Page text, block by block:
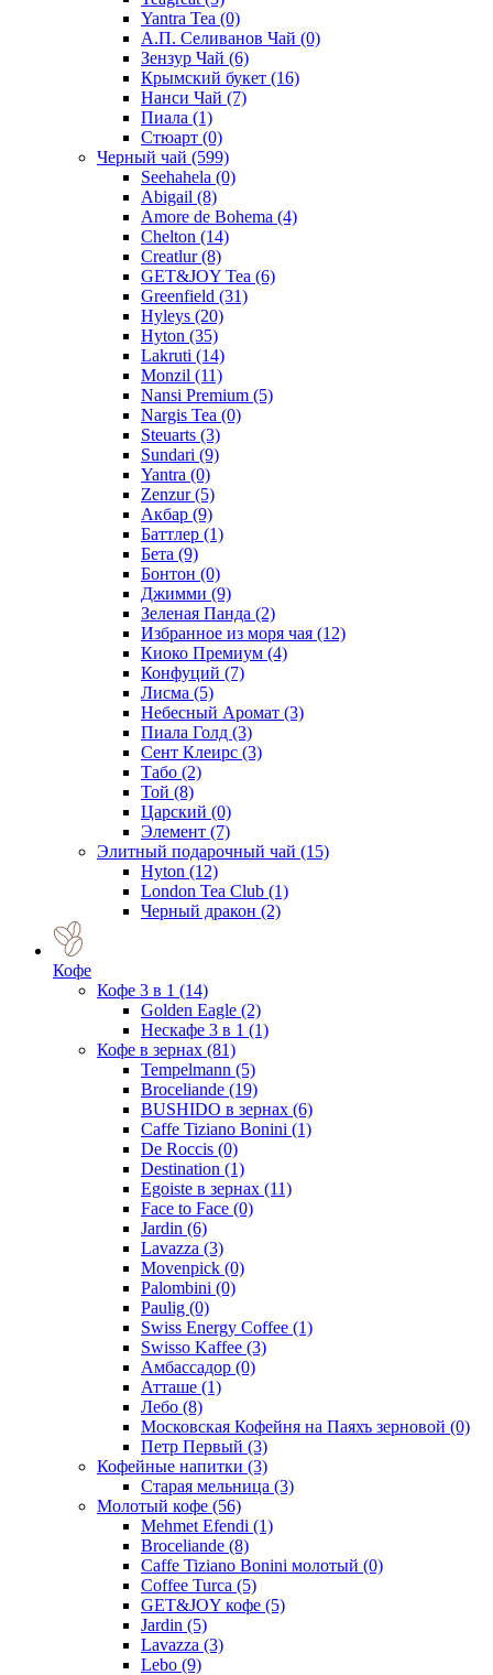
Yantra Tea (0)
А.П. Селиванов Чай (0)
Зензур Чай (6)
Крымский букет (16)
Нанси Чай (7)
Пиала (1)
Стюарт (0)
Черный чай (599)
Seehahela (0)
Abigail (8)
Amore de Bohema (4)
Chelton (14)
Creatlur(8)
GET&JOY Tea (6)
Greenfield (31)
Hyleys (20)
Hyton (35)
Lakruti (14)
Monzil (11)
Nansi Premium (5)
Nargis Tea (0)
Steuarts (3)
Sundari (9)
Yantra (0)
Zenzur(5)
Акбар (9)
Баттлер (1)
Бета (9)
Бонтон (0)
Джимми (9)
Зеленая Панда (2)
Избранное из моря чая (12)
Киоко Премиум (4)
Конфуций (7)
Лисма (5)
Небесный Аромат (3)
Пиала Голд (3)
Сент Клеирс (3)
Табо (2)
Той (8)
Царский (0)
Элемент (7)
Элитный подарочный чай (15)
Hyton (12)
London Tea Club (1)
Черный дракон (2)
Кофе
Кофе 3 в 1 (14)
Golden Eagle (2)
Нескафе 3 в 1 (1)
Кофе в зернах (81)
Tempelmann (5)
Broceliande (19)
BUSHIDO в зернах (6)
Caffe Tiziano Bonini (1)
De Roccis (0)
Destination (1)
Egoiste в зернах (11)
Face to Face (0)
Jardin (6)
Lavazza (3)
Movenpick (0)
Palombini (0)
Paulig (0)
Swiss Energy Coffee (1)
Swisso Kaffee (3)
Амбассадор (0)
Атташе (1)
Лебо (8)
Московская Кофейня на Паяхъ зерновой (0)
Петр Первый (3)
Кофейные напитки (3)
Старая мельница (3)
Молотый кофе (56)
Mehmet Efendi (1)
Broceliande (8)
Caffe Tiziano Bonini молотый (0)
Coffee Turca (5)
GET&JOY кофе (5)
Jardin (5)
Lavazza (3)
Lebo (9)